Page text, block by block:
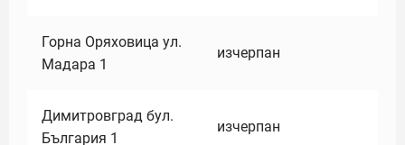
Горна Оряховица ул.
Мадара 1
изчерпан
Димитровград бул.
България 1
изчерпан